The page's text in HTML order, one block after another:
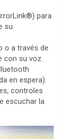
para
su
o a través de
con su voz.
en espera).
controles
escuchar la